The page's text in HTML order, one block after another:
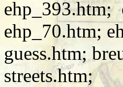
ehp_393.htm;
ehp_70.htm;
guess.htm;
streets.htm;